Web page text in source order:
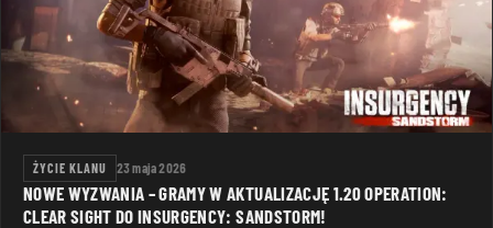
ŻYCIE KLANU 23 maja 2026
NOWE WYZWANIA – GRAMY W AKTUALIZACJĘ 1.20 OPERATION:
CLEAR SIGHT DO INSURGENCY: SANDSTORM!